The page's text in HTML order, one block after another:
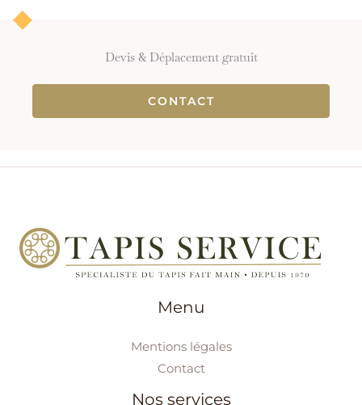
Devis & Déplacement gratuit
CONTACT
Menu
Mentions légales
Contact
Nos services